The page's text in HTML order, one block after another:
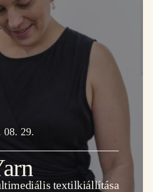
08. 29.
textilkiállítása